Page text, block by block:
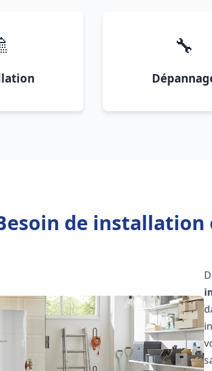
🔧
de installation